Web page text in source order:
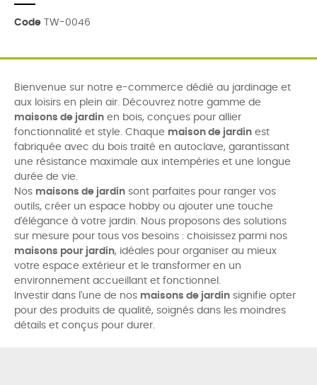
Code TW-0046
Bienvenue sur notre e-commerce dédié au jardinage et
aux loisirs en plein air. Découvrez notre gamme de
maisons de jardin en bois, conçues pour allier
fonctionnalité et style. Chaque maison de jardin est
fabriquée avec du bois traité en autoclave, garantissant
une résistance maximale aux intempéries et une longue
durée de vie.
Nos maisons de jardin sont parfaites pour ranger vos
outils, créer un espace hobby ou ajouter une touche
d'élégance à votre jardin. Nous proposons des solutions
sur mesure pour tous vos besoins : choisissez parmi nos
maisons pour jardin, idéales pour organiser au mieux
votre espace extérieur et le transformer en un
environnement accueillant et fonctionnel.
Investir dans l'une de nos maisons de jardin signifie opter
pour des produits de qualité, soignés dans les moindres
détails et conçus pour durer.